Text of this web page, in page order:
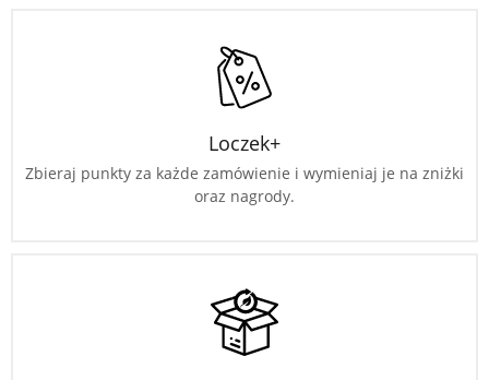
Loczek+
Zbieraj punkty za każde zamówienie i wymieniaj je na zniżki
oraz nagrody.